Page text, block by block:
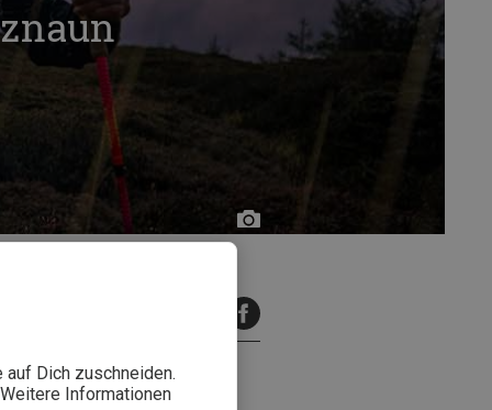
Dich zuschneiden.
Informationen
TVB
Paznaun
Ischgl